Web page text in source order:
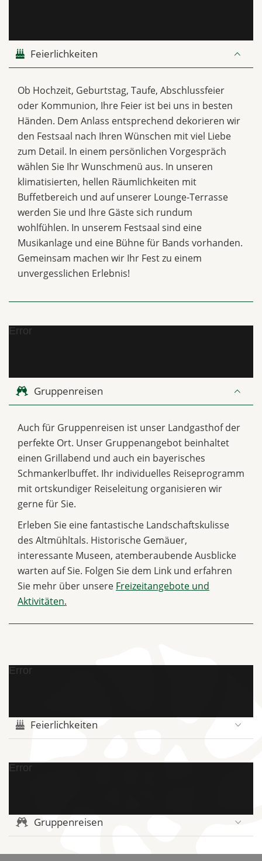
Feierlichkeiten
Ob Hochzeit, Geburtstag, Taufe, Abschlussfeier
oder Kommunion, Ihre Feier ist bei uns in besten
Händen. Dem Anlass entsprechend dekorieren wir
den Festsaal nach Ihren Wünschen mit viel Liebe
zum Detail. In einem persönlichen Vorgespräch
wählen Sie Ihr Wunschmenü aus. In unseren
klimatisierten, hellen Räumlichkeiten mit
Buffetbereich und auf unserer Lounge-Terrasse
werden Sie und Ihre Gäste sich rundum
wohlfühlen. In unserem Festsaal sind eine
Musikanlage und eine Bühne für Bands vorhanden.
Gemeinsam machen wir Ihr Fest zu einem
unvergesslichen Erlebnis!
Error
Gruppenreisen
Auch für Gruppenreisen ist unser Landgasthof der
perfekte Ort. Unser Gruppenangebot beinhaltet
einen Grillabend und auch ein bayerisches
Schmankerlbuffet. Ihr individuelles Reiseprogramm
mit ortskundiger Reiseleitung organisieren wir
gerne für Sie.
Erleben Sie eine fantastische Landschaftskulisse
des Altmühltals. Historische Gemäuer,
interessante Museen, atemberaubende Ausblicke
warten auf Sie. Folgen Sie dem Link und erfahren
Sie mehr über unsere Freizeitangebote und
Aktivitäten.
Error
Feierlichkeiten
Error
Gruppenreisen